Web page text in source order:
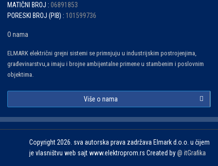
MATIČNI BROJ : 06891853
PORESKI BROJ (PIB) : 101599736
O nama
ELMARK električni grejni sistemi se primnjuju u industrijskim postrojenjima,
građevinarstvu,a imaju i brojne ambijentalne primene u stambenim i poslovnim
objektima.
Više o nama
Copyright 2026. sva autorska prava zadržava Elmark d.o.o. u čijem
je vlasništvu web sajt www.elektroprom.rs Created by@ itGrafika